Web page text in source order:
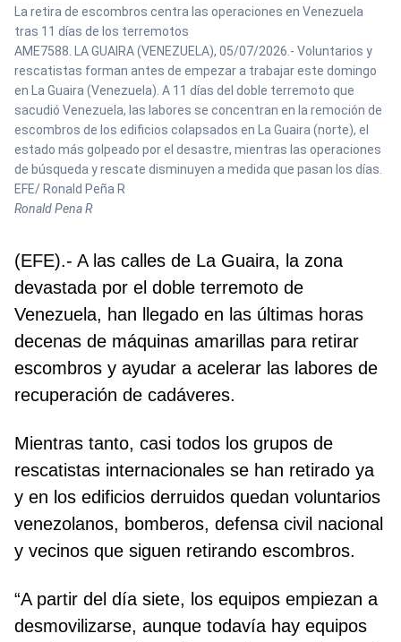
La retira de escombros centra las operaciones en Venezuela
tras 11 días de los terremotos
AME7588. LA GUAIRA (VENEZUELA), 05/07/2026.- Voluntarios y
rescatistas forman antes de empezar a trabajar este domingo
en La Guaira (Venezuela). A 11 días del doble terremoto que
sacudió Venezuela, las labores se concentran en la remoción de
escombros de los edificios colapsados en La Guaira (norte), el
estado más golpeado por el desastre, mientras las operaciones
de búsqueda y rescate disminuyen a medida que pasan los días.
EFE/ Ronald Peña R
Ronald Pena R
(EFE).- A las calles de La Guaira, la zona
devastada por el doble terremoto de
Venezuela, han llegado en las últimas horas
decenas de máquinas amarillas para retirar
escombros y ayudar a acelerar las labores de
recuperación de cadáveres.
Mientras tanto, casi todos los grupos de
rescatistas internacionales se han retirado ya
y en los edificios derruidos quedan voluntarios
venezolanos, bomberos, defensa civil nacional
y vecinos que siguen retirando escombros.
“A partir del día siete, los equipos empiezan a
desmovilizarse, aunque todavía hay equipos